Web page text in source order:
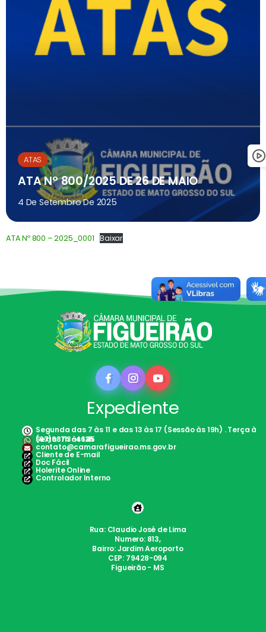
ATAS
ATA Nº 800/2025 DE 26 DE MAIO
4 De Setembro De 2025
ATA Nº 800 – 2025_0001 Baixar
Expediente
Segunda das 7 às 11 e das 13 às 17 (Sessão às 19h) . Terça à
Sexta: 7h às 12h
(67)98113-4645
contato@camarafigueirao.ms.gov.br
Cliente de E-mail
Doc Fácil
Holerite Online
Controlador Interno
Rua: Claudio José de Lima
Numero: 813,
Bairro: Jardim Aeroporto
CEP: 79428-094
Figueirão - MS